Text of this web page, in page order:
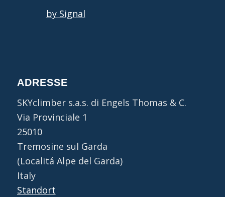
by Signal
ADRESSE
SKYclimber s.a.s. di Engels Thomas & C.
Via Provinciale 1
25010
Tremosine sul Garda
(Localitá Alpe del Garda)
Italy
Standort